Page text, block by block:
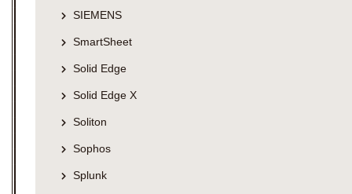
SIEMENS
SmartSheet
Solid Edge
Solid Edge X
Soliton
Sophos
Splunk